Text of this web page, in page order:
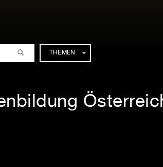
THEMEN